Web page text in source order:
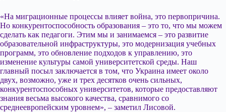
«На миграционные процессы влияет война, это первопричина.
Но конкурентоспособность образования – это то, что мы можем
сделать как педагоги. Этим мы и занимаемся – это развитие
образовательной инфраструктуры, это модернизация учебных
программ, это обновление подходов к управлению, это
изменение культуры самой университетской среды. Наш
главный посыл заключается в том, что Украина имеет около
двух, возможно, уже и трех десятков очень сильных,
конкурентоспособных университетов, которые предоставляют
знания весьма высокого качества, сравнимого со
среднеевропейским уровнем», – заметил Лисовой.